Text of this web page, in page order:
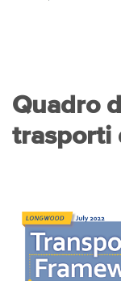
Quadro
trasporti